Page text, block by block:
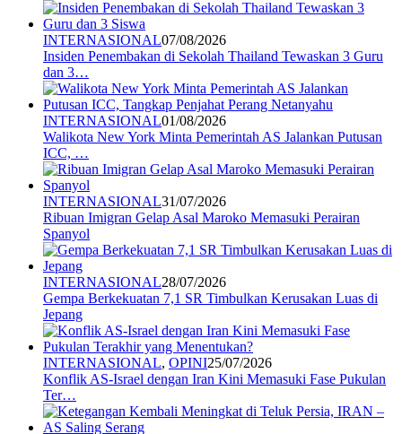
INTERNASIONAL07/08/2026
Insiden Penembakan di Sekolah Thailand Tewaskan 3 Guru
dan 3…
INTERNASIONAL01/08/2026
Walikota New York Minta Pemerintah AS Jalankan Putusan
ICC, …
INTERNASIONAL31/07/2026
Ribuan Imigran Gelap Asal Maroko Memasuki Perairan
Spanyol
INTERNASIONAL28/07/2026
Gempa Berkekuatan 7,1 SR Timbulkan Kerusakan Luas di
Jepang
INTERNASIONAL, OPINI25/07/2026
Konflik AS-Israel dengan Iran Kini Memasuki Fase Pukulan
Ter…